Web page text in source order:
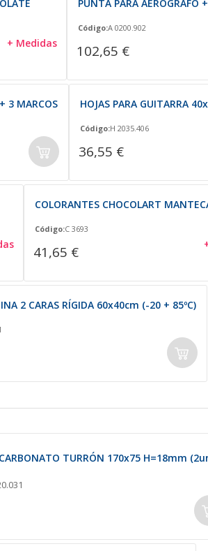
+ Medidas
PUNTA PARA AERÓGRAFO
Código:A 0200.902
102,65 €
3 MARCOS HOJAS PARA GUITARRA
Código:H 2035.406
36,55 €
COLORANTES CHOCOLART
Código:C 3693
41,65 €
2 CARAS RÍGIDA 60x40cm (-20 + 85ºC)
TURRÓN 170x75 H=18mm